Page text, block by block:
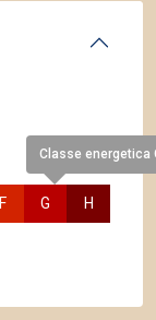
F
Classe energetica
G H